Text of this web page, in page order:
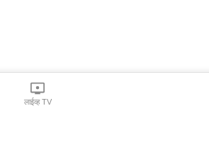
लाईव्ह TV